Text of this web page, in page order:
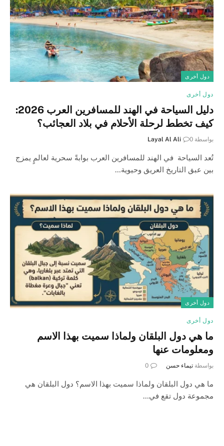
دول أخرى
دول أخرى
دليل السياحة في الهند للمسافرين العرب 2026:
كيف تخطط لرحلة الأحلام في بلاد العجائب؟
بواسطة Layal Al Ali 0
تُعد السياحة في الهند للمسافرين العرب بوابةً سحرية لعالمٍ يمزج
بين عبق التاريخ العريق وحيوية…
دول أخرى
دول أخرى
ما هي دول البلقان ولماذا سميت بهذا الاسم
ومعلومات عنها
بواسطة تيماء حسن 0
ما هي دول البلقان ولماذا سميت بهذا الاسم؟ دول البلقان هي
مجموعة دول تقع في…